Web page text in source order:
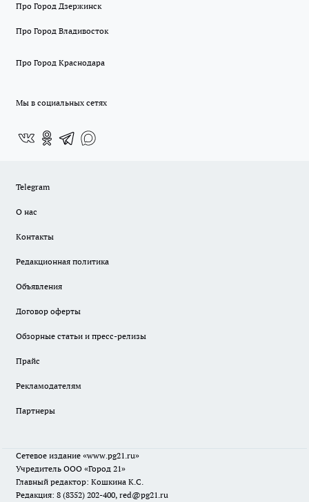
Про Город Дзержинск
Про Город Владивосток
Про Город Краснодара
Мы в социальных сетях
Telegram
О нас
Контакты
Редакционная политика
Объявления
Договор оферты
Обзорные статьи и пресс-релизы
Прайс
Рекламодателям
Партнеры
Сетевое издание «www.pg21.ru»
Учредитель ООО «Город 21»
Главный редактор: Кошкина К.С.
Редакция: 8 (8352) 202-400, red@pg21.ru